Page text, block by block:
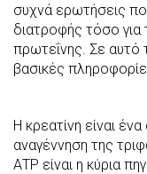
συχνά ερωτήσεις
διατροφής τόσο για
πρωτεΐνης. Σε
βασικές
Η κρεατίνη είναι
αναγέννηση της
ΑΤΡ είναι η κύρια